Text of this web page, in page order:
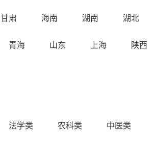
甘肃 海南 湖南 湖北
青海 山东 上海 陕西
法学类 农科类 中医类